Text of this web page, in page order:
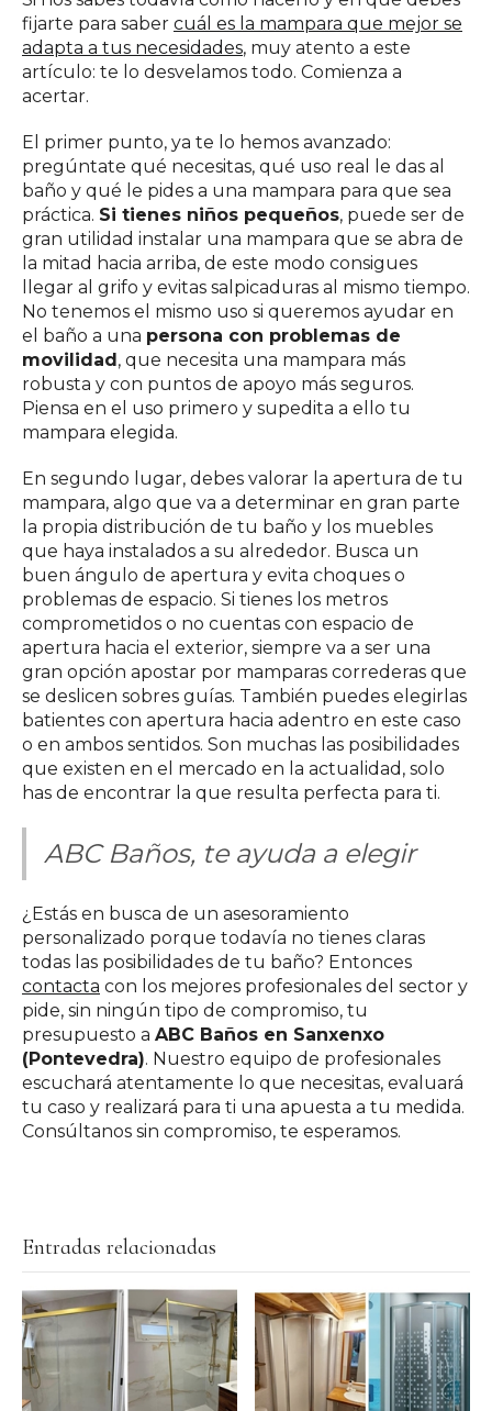
fijarte para saber cuál es la mampara que mejor se
adapta a tus necesidades, muy atento a este
artículo: te lo desvelamos todo. Comienza a
acertar.
El primer punto, ya te lo hemos avanzado:
pregúntate qué necesitas, qué uso real le das al
baño y qué le pides a una mampara para que sea
práctica. Si tienes niños pequeños, puede ser de
gran utilidad instalar una mampara que se abra de
la mitad hacia arriba, de este modo consigues
llegar al grifo y evitas salpicaduras al mismo tiempo.
No tenemos el mismo uso si queremos ayudar en
el baño a una persona con problemas de
movilidad, que necesita una mampara más
robusta y con puntos de apoyo más seguros.
Piensa en el uso primero y supedita a ello tu
mampara elegida.
En segundo lugar, debes valorar la apertura de tu
mampara, algo que va a determinar en gran parte
la propia distribución de tu baño y los muebles
que haya instalados a su alrededor. Busca un
buen ángulo de apertura y evita choques o
problemas de espacio. Si tienes los metros
comprometidos o no cuentas con espacio de
apertura hacia el exterior, siempre va a ser una
gran opción apostar por mamparas correderas que
se deslicen sobres guías. También puedes elegirlas
batientes con apertura hacia adentro en este caso
o en ambos sentidos. Son muchas las posibilidades
que existen en el mercado en la actualidad, solo
has de encontrar la que resulta perfecta para ti.
ABC Baños, te ayuda a elegir
¿Estás en busca de un asesoramiento
personalizado porque todavía no tienes claras
todas las posibilidades de tu baño? Entonces
contacta con los mejores profesionales del sector y
pide, sin ningún tipo de compromiso, tu
presupuesto a ABC Baños en Sanxenxo
(Pontevedra). Nuestro equipo de profesionales
escuchará atentamente lo que necesitas, evaluará
tu caso y realizará para ti una apuesta a tu medida.
Consúltanos sin compromiso, te esperamos.
Entradas relacionadas